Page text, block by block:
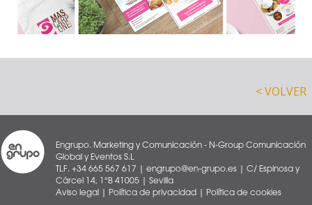
< VOLVER
Engrupo. Marketing y Comunicación - N-Group Comunicación
Global y Eventos S.L
TLF. +34 665 567 617 | engrupo@en-grupo.es | C/ Espinosa y
Cárcel 14, 1°B 41005 | Sevilla
Aviso legal
Política de privacidad Política de cookies